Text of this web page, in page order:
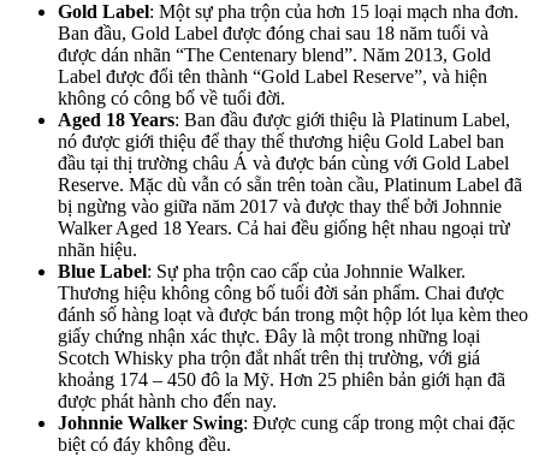
Gold Label: Một sự pha trộn của hơn 15 loại mạch nha đơn.
Ban đầu, Gold Label được đóng chai sau 18 năm tuổi và
được dán nhãn “The Centenary blend”. Năm 2013, Gold
Label được đổi tên thành “Gold Label Reserve”, và hiện
không có công bố về tuổi đời.
Aged 18 Years: Ban đầu được giới thiệu là Platinum Label,
nó được giới thiệu để thay thế thương hiệu Gold Label ban
đầu tại thị trường châu Á và được bán cùng với Gold Label
Reserve. Mặc dù vẫn có sẵn trên toàn cầu, Platinum Label đã
bị ngừng vào giữa năm 2017 và được thay thế bởi Johnnie
Walker Aged 18 Years. Cả hai đều giống hệt nhau ngoại trừ
nhãn hiệu.
Blue Label: Sự pha trộn cao cấp của Johnnie Walker.
Thương hiệu không công bố tuổi đời sản phẩm. Chai được
đánh số hàng loạt và được bán trong một hộp lót lụa kèm theo
giấy chứng nhận xác thực. Đây là một trong những loại
Scotch Whisky pha trộn đắt nhất trên thị trường, với giá
khoảng 174 – 450 đô la Mỹ. Hơn 25 phiên bản giới hạn đã
được phát hành cho đến nay.
Johnnie Walker Swing: Được cung cấp trong một chai đặc
biệt có đáy không đều.